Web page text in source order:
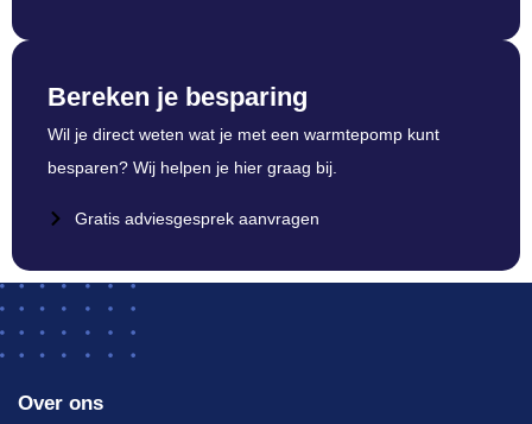
Bereken je besparing
Wil je direct weten wat je met een warmtepomp kunt
besparen? Wij helpen je hier graag bij.
Gratis adviesgesprek aanvragen
Over ons